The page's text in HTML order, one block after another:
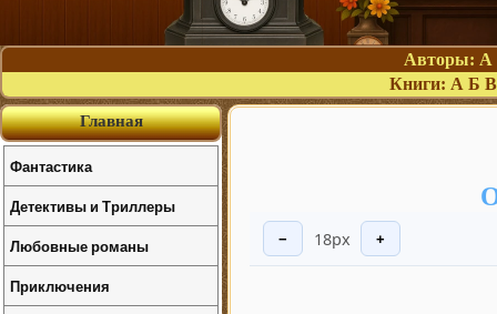
Авторы: А
Книги: А Б В
− 18px +
Главная
Фантастика
Детективы и Триллеры
Любовные романы
Приключения